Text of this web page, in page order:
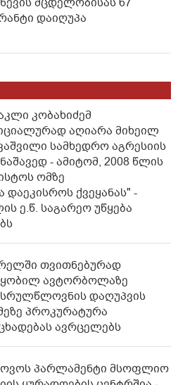
დაიღუპა
კობახიძემ
აღიარა მიხეილ
სამხედრო აგრესიის
- ამიტომ, 2008 წლის
ომზე
დაეკისროს ქვეყანას" -
ე.წ. საგარეო უწყება
თვითნებურად
ავტორბოლაზე
დაღუპვის
პროკურატურა
ავრცელებს
პარლამენტი მსოფლიო